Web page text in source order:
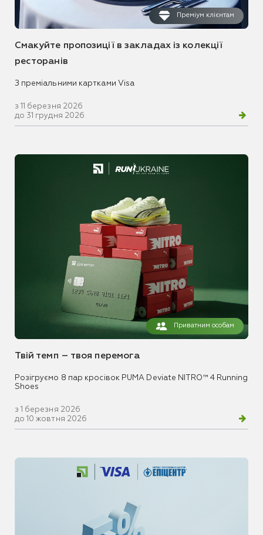
Преміум клієнтам
Смакуйте пропозиції в закладах із колекції
ресторанів
З преміальними картками Visa
з 11 березня 2026
до 31 грудня 2026
Приватним особам
Твій темп – твоя перемога
Розігруємо 8 пар кросівок PUMA Deviate NITRO™ 4 Running
Shoes
з 1 березня 2026
до 10 жовтня 2026